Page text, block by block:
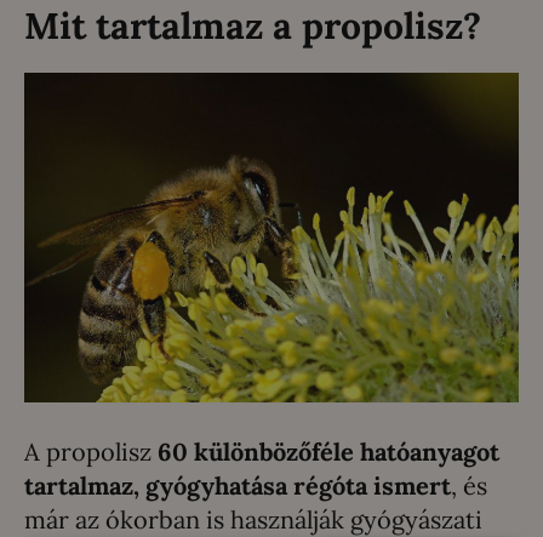
Mit tartalmaz a propolisz?
A propolisz 60 különbözőféle hatóanyagot
tartalmaz, gyógyhatása régóta ismert, és
már az ókorban is használják gyógyászati